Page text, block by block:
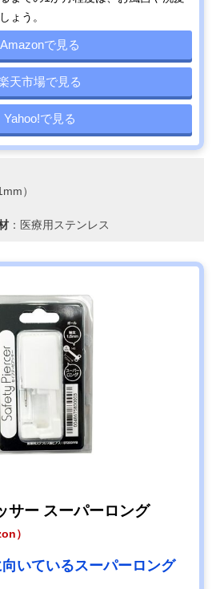
ょう。
Amazonで見る
天市場で見る
Yahoo!で見る
）
：医療用ステンレス
サー スーパーロング
）
いているスーパーロング